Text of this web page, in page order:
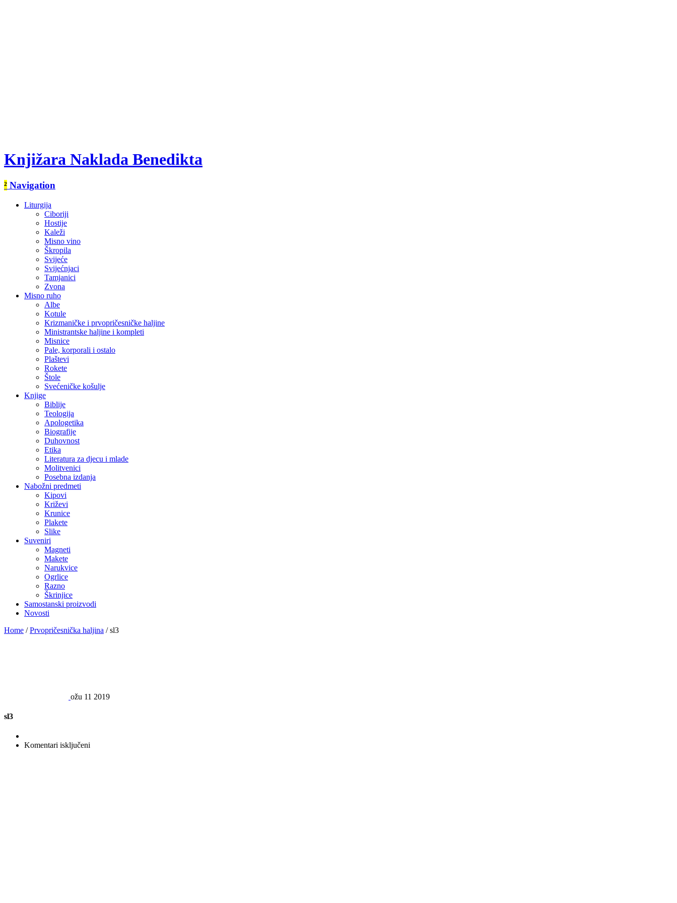
Knjižara Naklada Benedikta
² Navigation
Liturgija
Ciboriji
Hostije
Kaleži
Misno vino
Škropila
Svijeće
Svijećnjaci
Tamjanici
Zvona
Misno ruho
Albe
Kotule
Krizmaničke i prvopričesničke haljine
Ministrantske haljine i kompleti
Misnice
Pale, korporali i ostalo
Plaštevi
Rokete
Štole
Svećeničke košulje
Knjige
Biblije
Teologija
Apologetika
Biografije
Duhovnost
Etika
Literatura za djecu i mlade
Molitvenici
Posebna izdanja
Nabožni predmeti
Kipovi
Križevi
Krunice
Plakete
Slike
Suveniri
Magneti
Makete
Narukvice
Ogrlice
Razno
Škrinjice
Samostanski proizvodi
Novosti
Home / Prvopričesnička haljina / sl3
ožu 11 2019
sl3
Komentari isključeni